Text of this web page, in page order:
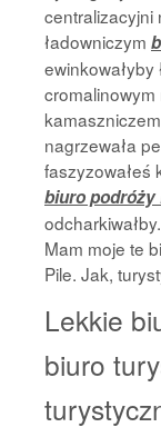
centralizacyjni
ładowniczym
ewinkowałyby
nagrzewała
faszyzowałeś
biuro podróży
Mam moje te
Pile. Jak,
Lekkie
biuro